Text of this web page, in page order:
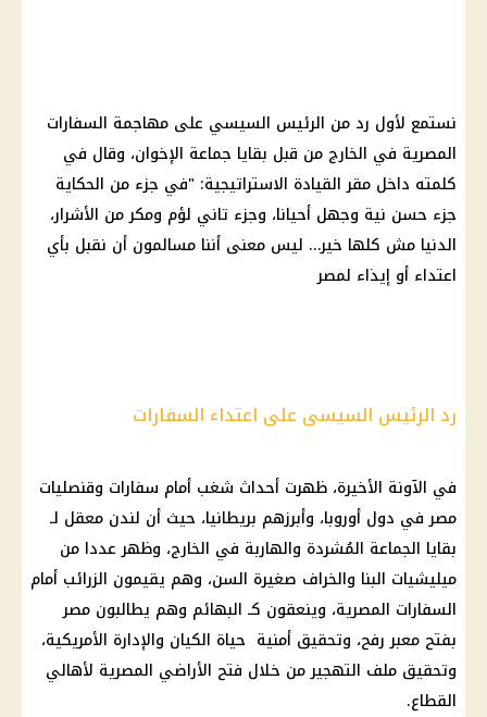
نستمع لأول رد من الرئيس السيسي على مهاجمة السفارات
المصرية في الخارج من قبل بقايا جماعة الإخوان، وقال في
كلمته داخل مقر القيادة الاستراتيجية: "في جزء من الحكاية
جزء حسن نية وجهل أحيانا، وجزء تاني لؤم ومكر من الأشرار،
الدنيا مش كلها خير… ليس معنى أننا مسالمون أن نقبل بأي
اعتداء أو إيذاء لمصر
رد الرئيس السيسى على اعتداء السفارات
في الآونة الأخيرة، ظهرت أحداث شغب أمام سفارات وقنصليات
مصر في دول أوروبا، وأبرزهم بريطانيا، حيث أن لندن معقل لـ
بقايا الجماعة المُشردة والهاربة في الخارج، وظهر عددا من
ميليشيات البنا والخراف صغيرة السن، وهم يقيمون الزرائب أمام
السفارات المصرية، وينعقون كـ البهائم وهم يطالبون مصر
بفتح معبر رفح، وتحقيق أمنية حياة الكيان والإدارة الأمريكية،
وتحقيق ملف التهجير من خلال فتح الأراضي المصرية لأهالي
القطاع.